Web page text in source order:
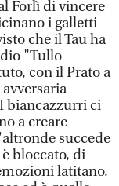
Forlì di vincere
i galletti
che il Tau ha
"Tullo
con il Prato a
biancazzurri ci
a creare
succede
bloccato, di
latitano.